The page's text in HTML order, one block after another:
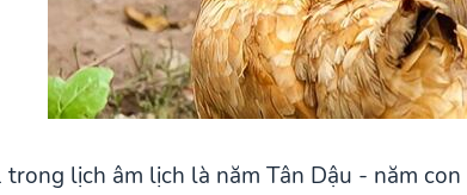
trong lịch âm lịch là năm Tân Dậu - năm